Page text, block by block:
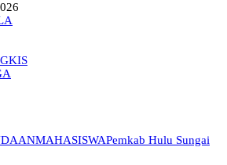
MAHASISWAPemkab Hulu Sungai